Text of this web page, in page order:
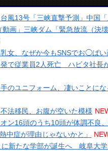
風13号「三峡直撃予測」中国「
画」三峡ダム「緊急放流（決
女、なぜか今もSNSでお◯ぱい
で従業員2人死亡 ハビタ社長
のユニフォーム、凄いことにな
法移民、お腹が空いた模様
ン16頭のうち10頭が体調不
中症が理由じゃないかと」
新たな学部が誕生へ 岐阜大